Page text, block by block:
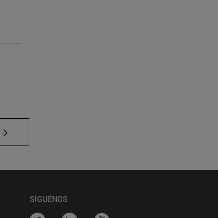
TAB para desplazarse.
SÍGUENOS